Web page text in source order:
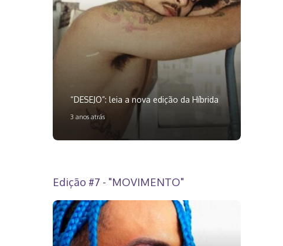
“DESEJO”: leia a nova edição da Híbrida
3 anos atrás
Edição #7 - "MOVIMENTO"